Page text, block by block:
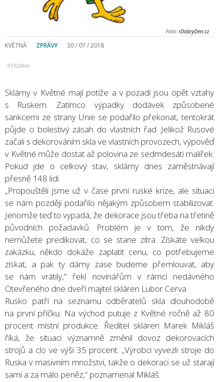
Foto: iDobryDen.cz
KVĚTNÁ ZPRÁVY 30 / 07 / 2018
Sklárny v Květné mají potíže a v pozadí jsou opět vztahy
s Ruskem. Zatímco výpadky dodávek způsobené
sankcemi ze strany Unie se podařilo překonat, tentokrát
půjde o bolestivý zásah do vlastních řad. Jelikož Rusové
začali s dekorováním skla ve vlastních provozech, výpověď
v Květné může dostat až polovina ze sedmdesáti malířek.
Pokud jde o celkový stav, sklárny dnes zaměstnávají
přesně 148 lidí.
„Propouštěli jsme už v čase první ruské krize, ale situaci
se nám později podařilo nějakým způsobem stabilizovat.
Jenomže teď to vypadá, že dekorace jsou třeba na třetině
původních požadavků. Problém je v tom, že nikdy
nemůžete predikovat, co se stane zítra. Získáte velkou
zakázku, někdo dokáže zaplatit cenu, co potřebujeme
získat, a pak ty dámy zase budeme přemlouvat, aby
se nám vrátily,“ řekl novinářům v rámci nedávného
Otevřeného dne dveří majitel skláren Lubor Cerva.
Rusko patří na seznamu odběratelů skla dlouhodobě
na první příčku. Na východ putuje z Květné ročně až 80
procent místní produkce. Ředitel skláren Marek Mikláš
říká, že situaci významně změnil dovoz dekorovacích
strojů a clo ve výši 35 procent. „Výrobci vyvezli stroje do
Ruska v masivním množství, takže o dekoraci se už starají
sami a za málo peněz,“ poznamenal Mikláš.